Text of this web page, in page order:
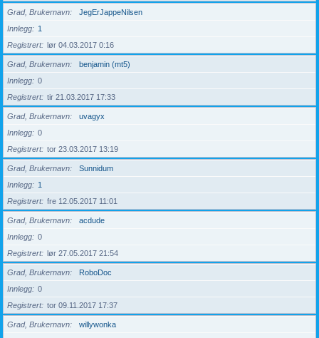
Grad, Brukernavn
JegErJappeNilsen
Innlegg
1
Registrert
lør 04.03.2017 0:16
Grad, Brukernavn
benjamin (mt5)
Innlegg
0
Registrert
tir 21.03.2017 17:33
Grad, Brukernavn
uvagyx
Innlegg
0
Registrert
tor 23.03.2017 13:19
Grad, Brukernavn
Sunnidum
Innlegg
1
Registrert
fre 12.05.2017 11:01
Grad, Brukernavn
acdude
Innlegg
0
Registrert
lør 27.05.2017 21:54
Grad, Brukernavn
RoboDoc
Innlegg
0
Registrert
tor 09.11.2017 17:37
Grad, Brukernavn
willywonka